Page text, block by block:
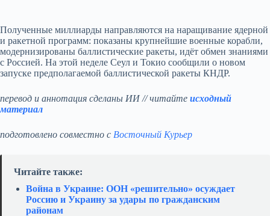
Полученные миллиарды направляются на наращивание ядерной
и ракетной программ: показаны крупнейшие военные корабли,
модернизированы баллистические ракеты, идёт обмен знаниями
с Россией. На этой неделе Сеул и Токио сообщили о новом
запуске предполагаемой баллистической ракеты КНДР.
перевод и аннотация сделаны ИИ // читайте исходный
материал
подготовлено совместно с Восточный Курьер
Читайте также:
Война в Украине: ООН «решительно» осуждает
Россию и Украину за удары по гражданским
районам